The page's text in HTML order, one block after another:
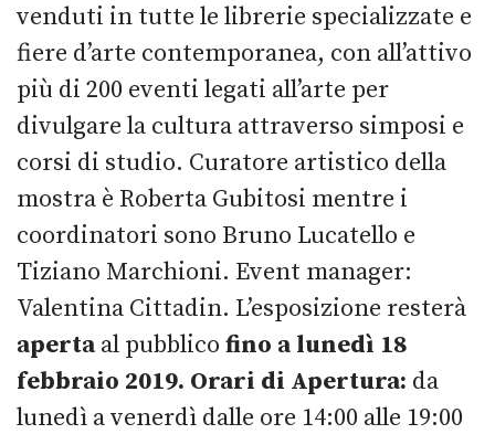
venduti in tutte le librerie specializzate e
fiere d’arte contemporanea, con all’attivo
più di 200 eventi legati all’arte per
divulgare la cultura attraverso simposi e
corsi di studio. Curatore artistico della
mostra è Roberta Gubitosi mentre i
coordinatori sono Bruno Lucatello e
Tiziano Marchioni. Event manager:
Valentina Cittadin. L’esposizione resterà
apertaal pubblico fino a lunedì 18
febbraio 2019. Orari di Apertura: da
lunedì a venerdì dalle ore 14:00 alle 19:00